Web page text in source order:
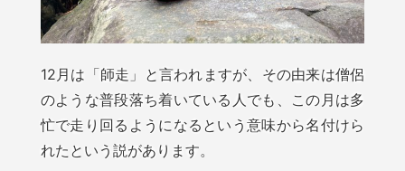
12月は「師走」と言われますが、その由来は僧侶
のような普段落ち着いている人でも、この月は多
忙で走り回るようになるという意味から名付けら
れたという説があります。